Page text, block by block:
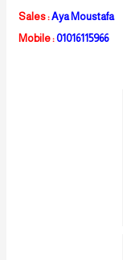
Sales:Aya Moustafa
Mobile :01016115966